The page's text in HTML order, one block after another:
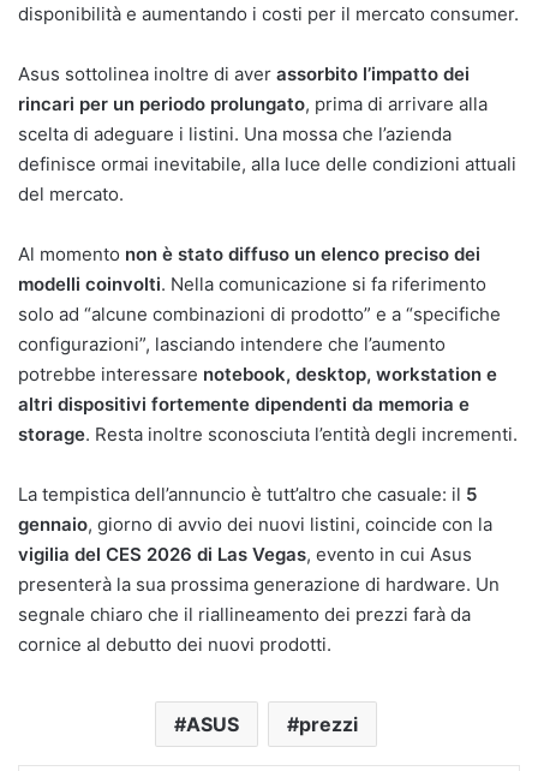
disponibilità e aumentando i costi per il mercato consumer.
Asus sottolinea inoltre di aver assorbito l’impatto dei
rincari per un periodo prolungato, prima di arrivare alla
scelta di adeguare i listini. Una mossa che l’azienda
definisce ormai inevitabile, alla luce delle condizioni attuali
del mercato.
Al momento non è stato diffuso un elenco preciso dei
modelli coinvolti. Nella comunicazione si fa riferimento
solo ad “alcune combinazioni di prodotto” e a “specifiche
configurazioni”, lasciando intendere che l’aumento
potrebbe interessare notebook, desktop, workstation e
altri dispositivi fortemente dipendenti da memoria e
storage. Resta inoltre sconosciuta l’entità degli incrementi.
La tempistica dell’annuncio è tutt’altro che casuale: il 5
gennaio, giorno di avvio dei nuovi listini, coincide con la
vigilia del CES 2026 di Las Vegas, evento in cui Asus
presenterà la sua prossima generazione di hardware. Un
segnale chiaro che il riallineamento dei prezzi farà da
cornice al debutto dei nuovi prodotti.
ASUS prezzi